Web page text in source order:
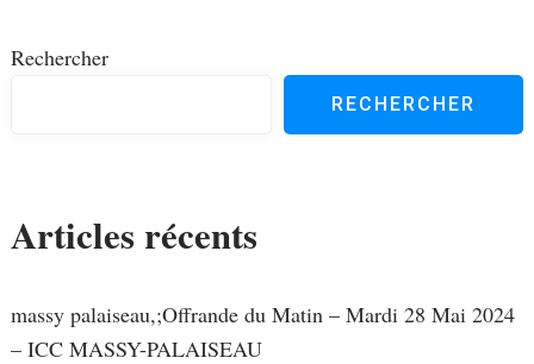
Rechercher
RECHERCHER
Articles récents
massy palaiseau,;Offrande du Matin – Mardi 28 Mai 2024
– ICC MASSY-PALAISEAU